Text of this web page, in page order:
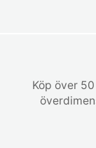
Köp över